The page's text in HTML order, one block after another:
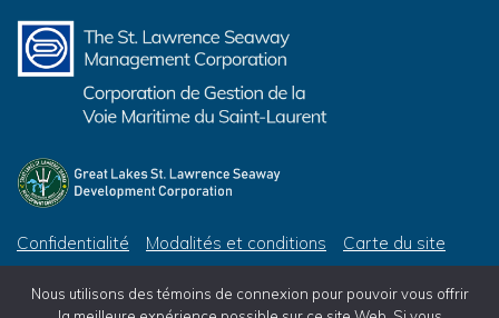
Confidentialité Modalités et conditions Carte du site
© 2026 Great Lakes St. Lawrence Seaway Development Corporation, All Rights Reserved
Nous utilisons des témoins de connexion pour pouvoir vous offrir